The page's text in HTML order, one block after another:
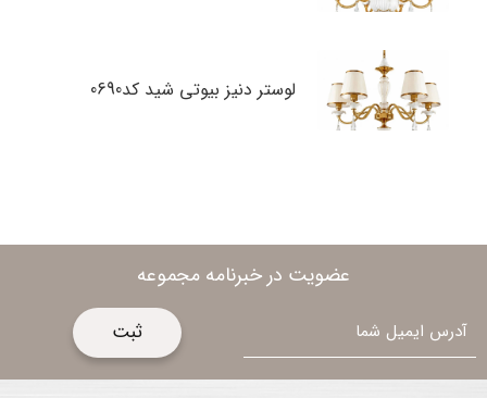
لوستر دنیز بیوتی شید کد0690
عضویت در خبرنامه مجموعه